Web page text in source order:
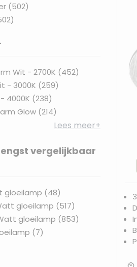
(502products available
)
products available
)
Wit - 2700K (452products
)
- 3000K (259products available
)
4000K (238products available
)
Glow (214products available
)
Lees meer+
vergelijkbaar
gloeilamp (48products available
)
gloeilamp (517products
)
gloeilamp (853products
)
(7products available
)